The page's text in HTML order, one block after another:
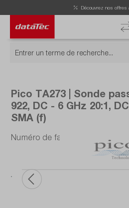
Découvrez nos offres
Pico TA273 | Sonde
922, DC - 6 GHz 20:1,
SMA (f)
Numéro de fabrication : TA273